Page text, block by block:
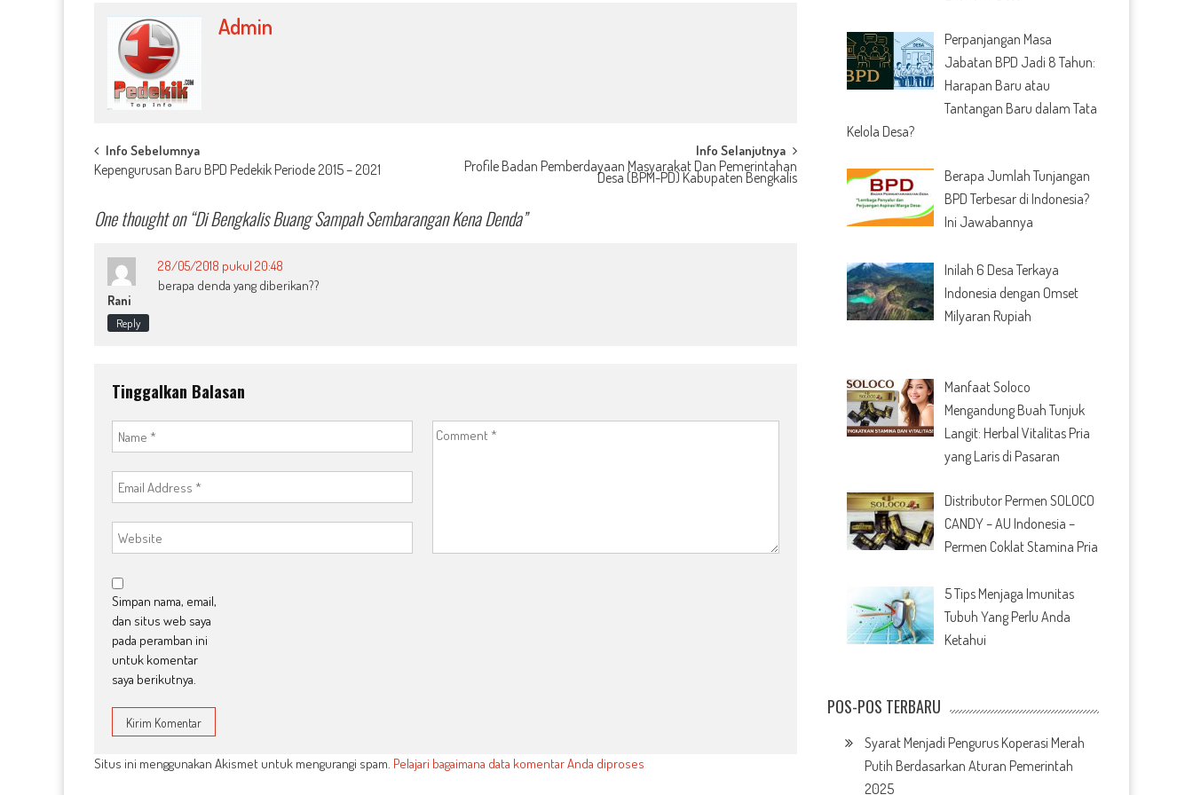
Admin
Post
navigation
Info Sebelumnya
Kepengurusan Baru BPD Pedekik Periode 2015 – 2021
Info Selanjutnya
Profile Badan Pemberdayaan Masyarakat Dan Pemerintahan
Desa (BPM-PD) Kabupaten Bengkalis
One thought on “Di Bengkalis Buang Sampah Sembarangan Kena Denda”
Rani
28/05/2018 pukul 20:48
berapa denda yang diberikan??
Reply
Tinggalkan Balasan
Simpan nama, email,
dan situs web saya
pada peramban ini
untuk komentar
saya berikutnya.
Situs ini menggunakan Akismet untuk mengurangi spam. Pelajari bagaimana data komentar Anda diproses
Perpanjangan Masa
Jabatan BPD Jadi 8 Tahun:
Harapan Baru atau
Tantangan Baru dalam Tata
Kelola Desa?
Berapa Jumlah Tunjangan
BPD Terbesar di Indonesia?
Ini Jawabannya
Inilah 6 Desa Terkaya
Indonesia dengan Omset
Milyaran Rupiah
Manfaat Soloco
Mengandung Buah Tunjuk
Langit: Herbal Vitalitas Pria
yang Laris di Pasaran
Distributor Permen SOLOCO
CANDY – AU Indonesia –
Permen Coklat Stamina Pria
5 Tips Menjaga Imunitas
Tubuh Yang Perlu Anda
Ketahui
POS-POS TERBARU
Syarat Menjadi Pengurus Koperasi Merah
Putih Berdasarkan Aturan Pemerintah
2025